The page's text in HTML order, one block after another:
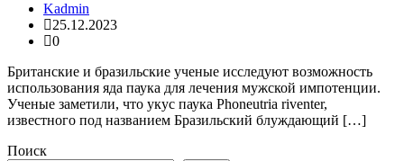
Kadmin
25.12.2023
0
Британские и бразильские ученые исследуют возможность
использования яда паука для лечения мужской импотенции.
Ученые заметили, что укус паука Phoneutria riventer,
известного под названием Бразильский блуждающий […]
Поиск